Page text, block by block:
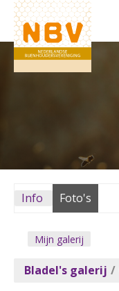
Info Foto's
Mijn galerij
Bladel's galerij /